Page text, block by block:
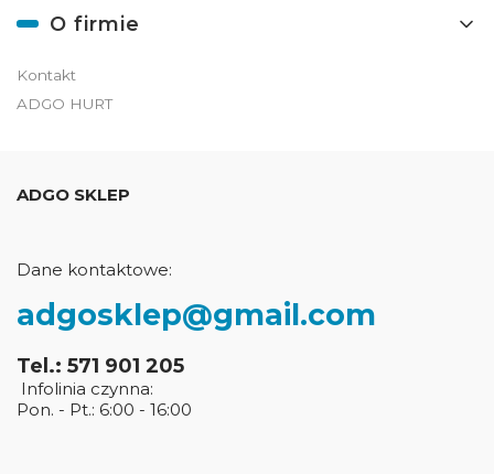
O firmie
Kontakt
ADGO HURT
ADGO SKLEP
Dane kontaktowe:
adgosklep@gmail.com
Tel.: 571 901 205
Infolinia czynna:
Pon. - Pt.: 6:00 - 16:00